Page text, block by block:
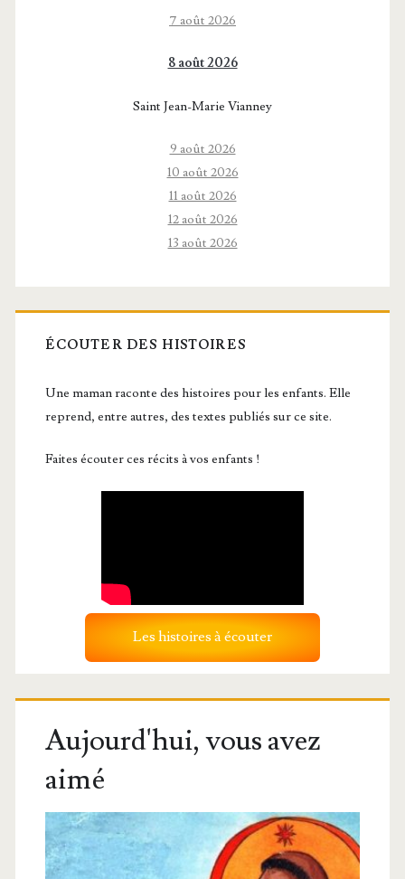
7 août 2026
8 août 2026
Saint Jean-Marie Vianney
9 août 2026
10 août 2026
11 août 2026
12 août 2026
13 août 2026
ÉCOUTER DES HISTOIRES
Une maman raconte des histoires pour les enfants. Elle
reprend, entre autres, des textes publiés sur ce site.
Faites écouter ces récits à vos enfants !
Les histoires à écouter
Aujourd'hui, vous avez
aimé